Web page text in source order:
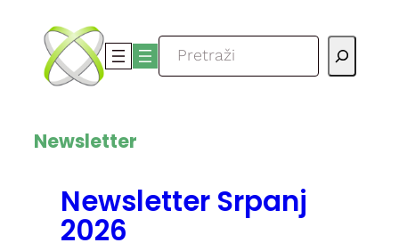
sadržaja
Pretraga
Newsletter
Newsletter Srpanj
2026